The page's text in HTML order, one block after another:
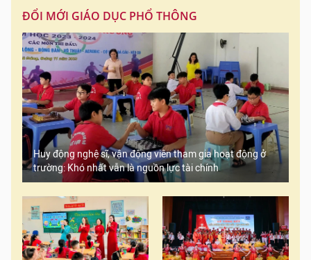
ĐỔI MỚI GIÁO DỤC PHỔ THÔNG
Huy động nghệ sĩ, vận động viên tham gia hoạt động ở
trường: Khó nhất vẫn là nguồn lực tài chính